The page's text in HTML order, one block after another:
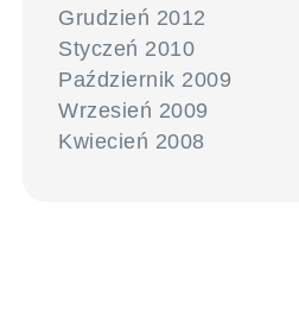
Grudzień 2012
Styczeń 2010
Październik 2009
Wrzesień 2009
Kwiecień 2008